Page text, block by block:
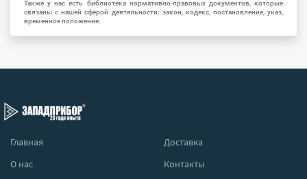
Также у нас есть библиотека нормативно-правовых документов, которые
связаны с нашей сферой деятельности: закон, кодекс, постановление, указ,
временное положение.
Главная
Доставка
О нас
Контакты